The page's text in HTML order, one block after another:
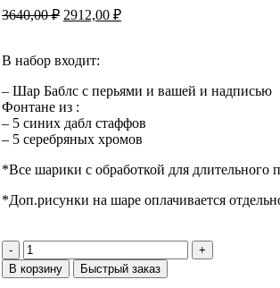
3640,00₽ 2912,00 ₽
В набор входит:
– Шар Баблс с перьями и вашей и надписью
Фонтане из :
– 5 синих дабл стаффов
– 5 серебряных хромов
*Все шарики с обработкой для длительного
*Доп.рисунки на шаре оплачивается
В корзину Быстрый заказ